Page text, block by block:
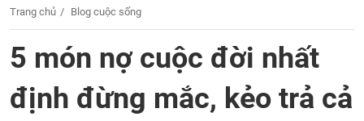
Trang chủ Blog cuộc sống
5 món nợ cuộc đời nhất
định đừng mắc, kẻo trả cả